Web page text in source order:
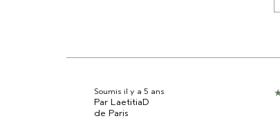
Soumis il y a 5 ans
Par LaetitiaD
de Paris